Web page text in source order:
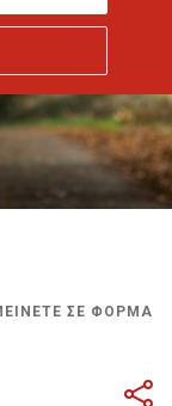
ΣΕ ΦΟΡΜΑ